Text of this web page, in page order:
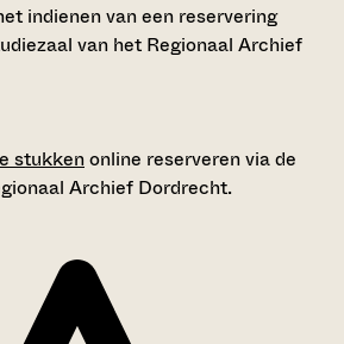
indienen van een reservering
van het Regionaal Archief
stukkenonline reserveren via de
Archief Dordrecht.